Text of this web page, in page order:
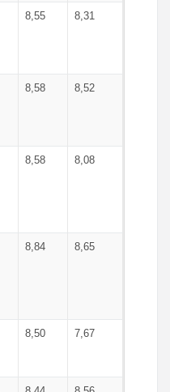
8,55 8,31
8,58 8,52
8,58 8,08
8,84 8,65
8,50 7,67